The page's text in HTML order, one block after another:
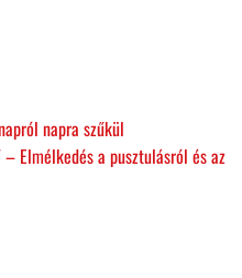
napra szűkül
– Elmélkedés a pusztulásról és az